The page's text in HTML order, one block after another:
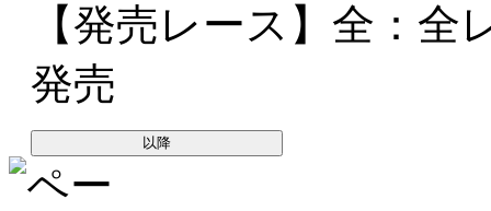
【発売レース】 全 ：
発売
以降